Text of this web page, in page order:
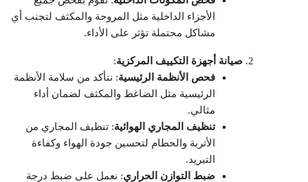
الأجزاء الداخلية مثل المروحة والمكثف لتجنب أي
مشاكل محتملة تؤثر على الأداء.
صيانة أجهزة التكييف المركزية:
فحص الأنظمة الرئيسية: نتأكد من سلامة الأنظمة
الرئيسية مثل الضاغط والمكثف لضمان أداء
مثالي.
تنظيف المجاري الهوائية: تنظيف المجاري من
الأتربة والحطام لتحسين جودة الهواء وكفاءة
التبريد.
ضبط التوازن الحراري: نعمل على ضبط درجة